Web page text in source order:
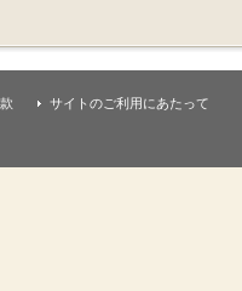
サイトのご利用にあたって